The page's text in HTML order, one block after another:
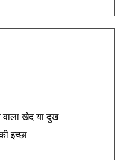
वाला खेद या दुख
इच्छा